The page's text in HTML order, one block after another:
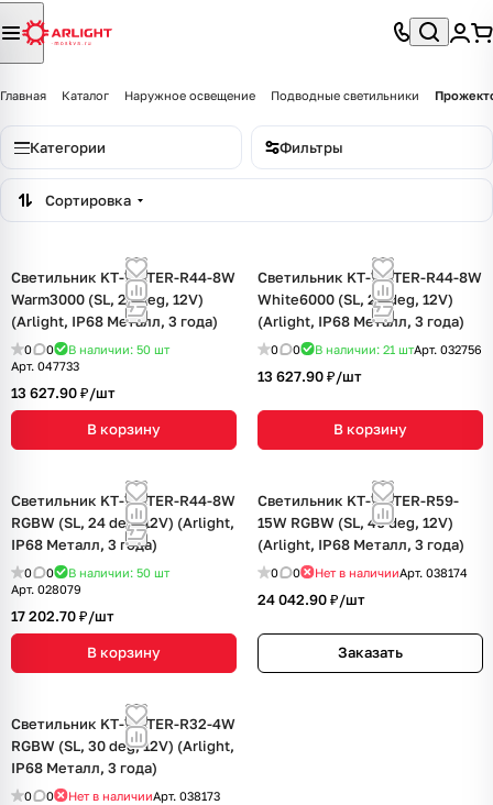
Главная Каталог Наружное освещение Подводные светильники
Категории Фильтры
Сортировка
Светильник KT-WATER-R44-8W
Warm3000 (SL, 24 deg, 12V)
(Arlight, IP68 Металл, 3 года)
0 0 В наличии: 50 шт
Арт. 047733
13 627.90 ₽/шт
В корзину
Светильник KT-WATER-R44-8W
White6000 (SL, 24 deg, 12V)
(Arlight, IP68 Металл, 3 года)
0 0 В наличии: 21 штАрт. 032756
13 627.90 ₽/шт
В корзину
Светильник KT-WATER-R44-8W
RGBW (SL, 24 deg, 12V) (Arlight,
IP68 Металл, 3 года)
0 0 В наличии: 50 шт
Арт. 028079
17 202.70 ₽/шт
В корзину
Светильник KT-WATER-R59-
15W RGBW (SL, 40 deg, 12V)
(Arlight, IP68 Металл, 3 года)
0 0 Нет в наличииАрт. 038174
24 042.90 ₽/шт
Заказать
Светильник KT-WATER-R32-4W
RGBW (SL, 30 deg, 12V) (Arlight,
IP68 Металл, 3 года)
0 0 Нет в наличииАрт. 038173